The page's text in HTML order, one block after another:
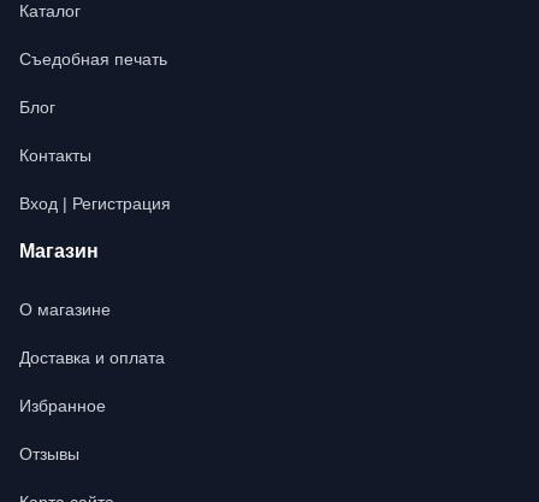
Каталог
Съедобная печать
Блог
Контакты
Вход | Регистрация
Магазин
О магазине
Доставка и оплата
Избранное
Отзывы